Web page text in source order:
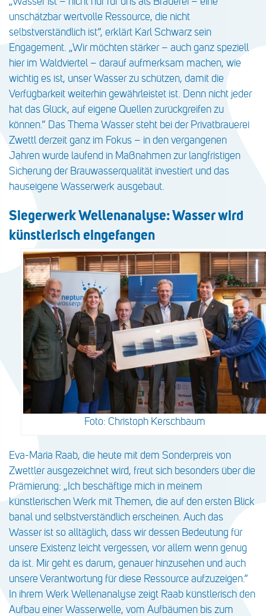
unschätzbar wertvolle Ressource, die nicht
selbstverständlich ist“, erklärt Karl Schwarz sein
Engagement. „Wir möchten stärker – auch ganz speziell
hier im Waldviertel – darauf aufmerksam machen, wie
wichtig es ist, unser Wasser zu schützen, damit die
Verfügbarkeit weiterhin gewährleistet ist. Denn nicht jeder
hat das Glück, auf eigene Quellen zurückgreifen zu
können.“ Das Thema Wasser steht bei der Privatbrauerei
Zwettl derzeit ganz im Fokus – in den vergangenen
Jahren wurde laufend in Maßnahmen zur langfristigen
Sicherung der Brauwasserqualität investiert und das
hauseigene Wasserwerk ausgebaut.
Siegerwerk Wellenanalyse: Wasser wird
künstlerisch eingefangen
Foto: Christoph Kerschbaum
Eva-Maria Raab, die heute mit dem Sonderpreis von
Zwettler ausgezeichnet wird, freut sich besonders über die
Prämierung: „Ich beschäftige mich in meinem
künstlerischen Werk mit Themen, die auf den ersten Blick
banal und selbstverständlich erscheinen. Auch das
Wasser ist so alltäglich, dass wir dessen Bedeutung für
unsere Existenz leicht vergessen, vor allem wenn genug
da ist. Mir geht es darum, genauer hinzusehen und auch
unsere Verantwortung für diese Ressource aufzuzeigen.“
In ihrem Werk Wellenanalyse zeigt Raab künstlerisch den
Aufbau einer Wasserwelle, vom Aufbäumen bis zum